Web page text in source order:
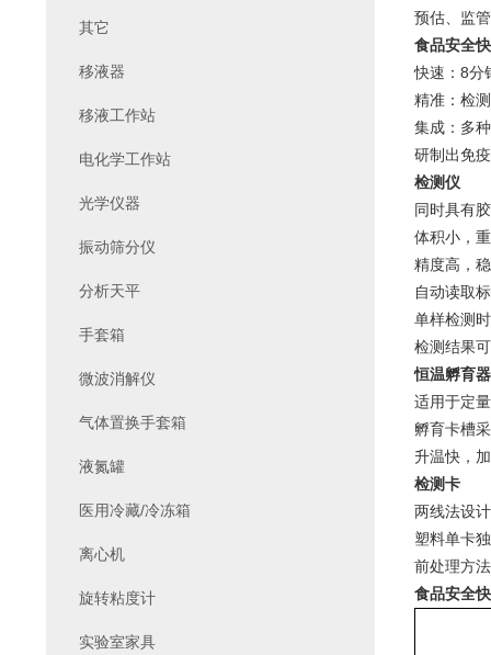
预估、监
食品安全
快速： 8分
精准：检
集成：多
研制出免
检测仪
同时具有
体积小，
精度高，
自动读取
单样检测
检测结果
恒温孵育器
适用于定
孵育卡槽
升温快，
检测卡
两线法设
塑料单卡
前处理方
食品安全
其它
移液器
移液工作站
电化学工作站
光学仪器
振动筛分仪
分析天平
手套箱
微波消解仪
气体置换手套箱
液氮罐
医用冷藏/冷冻箱
离心机
旋转粘度计
实验室家具